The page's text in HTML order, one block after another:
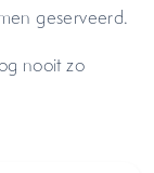
geserveerd.
nooit zo